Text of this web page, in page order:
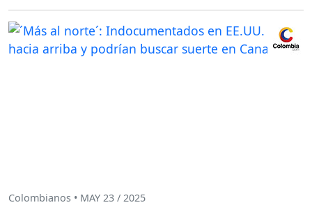
Colombianos • MAY 23 / 2025